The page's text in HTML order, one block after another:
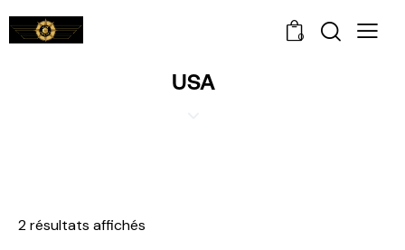
0
USA
2 résultats affichés